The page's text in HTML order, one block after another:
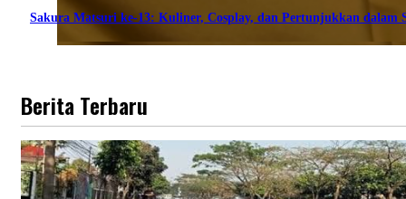
Sakura Matsuri ke-13: Kuliner, Cosplay, dan Pertunjukkan dalam
Berita Terbaru